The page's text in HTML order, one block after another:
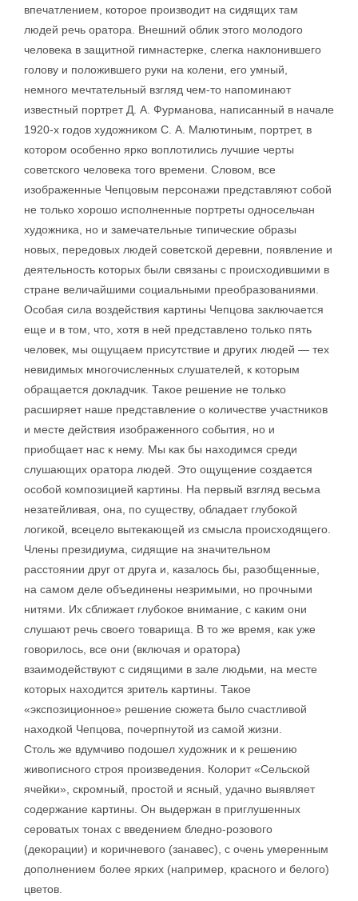
впечатлением, которое производит на сидящих там
людей речь оратора. Внешний облик этого молодого
человека в защитной гимнастерке, слегка наклонившего
голову и положившего руки на колени, его умный,
немного мечтательный взгляд чем-то напоминают
известный портрет Д. А. Фурманова, написанный в начале
1920-х годов художником С. А. Малютиным, портрет, в
котором особенно ярко воплотились лучшие черты
советского человека того времени. Словом, все
изображенные Чепцовым персонажи представляют собой
не только хорошо исполненные портреты односельчан
художника, но и замечательные типические образы
новых, передовых людей советской деревни, появление и
деятельность которых были связаны с происходившими в
стране величайшими социальными преобразованиями.
Особая сила воздействия картины Чепцова заключается
еще и в том, что, хотя в ней представлено только пять
человек, мы ощущаем присутствие и других людей — тех
невидимых многочисленных слушателей, к которым
обращается докладчик. Такое решение не только
расширяет наше представление о количестве участников
и месте действия изображенного события, но и
приобщает нас к нему. Мы как бы находимся среди
слушающих оратора людей. Это ощущение создается
особой композицией картины. На первый взгляд весьма
незатейливая, она, по существу, обладает глубокой
логикой, всецело вытекающей из смысла происходящего.
Члены президиума, сидящие на значительном
расстоянии друг от друга и, казалось бы, разобщенные,
на самом деле объединены незримыми, но прочными
нитями. Их сближает глубокое внимание, с каким они
слушают речь своего товарища. В то же время, как уже
говорилось, все они (включая и оратора)
взаимодействуют с сидящими в зале людьми, на месте
которых находится зритель картины. Такое
«экспозиционное» решение сюжета было счастливой
находкой Чепцова, почерпнутой из самой жизни.
Столь же вдумчиво подошел художник и к решению
живописного строя произведения. Колорит «Сельской
ячейки», скромный, простой и ясный, удачно выявляет
содержание картины. Он выдержан в приглушенных
сероватых тонах с введением бледно-розового
(декорации) и коричневого (занавес), с очень умеренным
дополнением более ярких (например, красного и белого)
цветов.